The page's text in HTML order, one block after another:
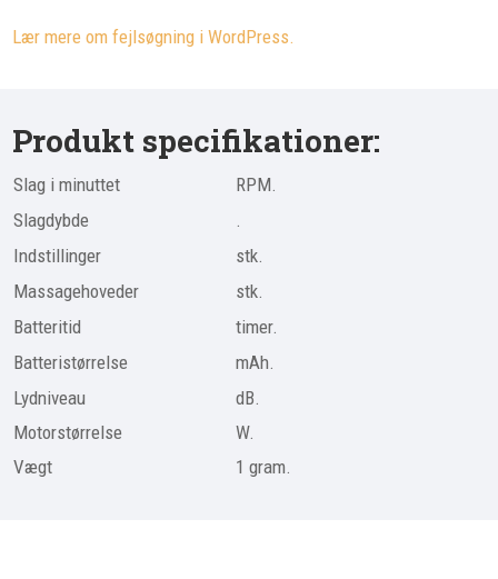
Lær mere om fejlsøgning i WordPress.
Produkt specifikationer:
Slag i minuttet
RPM.
Slagdybde
Indstillinger
stk.
Massagehoveder
stk.
Batteritid
timer.
Batteristørrelse
mAh.
Lydniveau
dB.
Motorstørrelse
W.
Vægt
1 gram.